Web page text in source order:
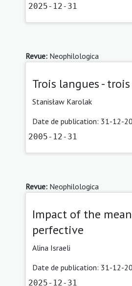
2025-12-31
Revue: Neophilologica
Trois langues -
Stanisław Karolak
Date de publication: 31-12-
2005-12-31
Revue: Neophilologica
Impact of the
perfective
Alina Israeli
Date de publication: 31-12-
2025-12-31